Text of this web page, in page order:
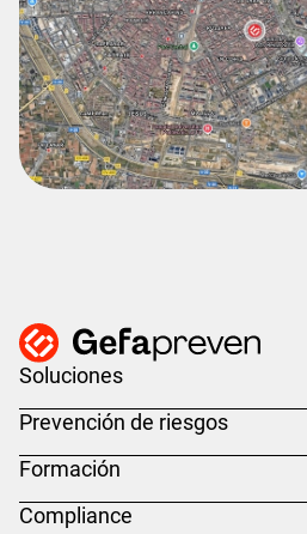
Soluciones
Prevención de riesgos
Formación
Compliance